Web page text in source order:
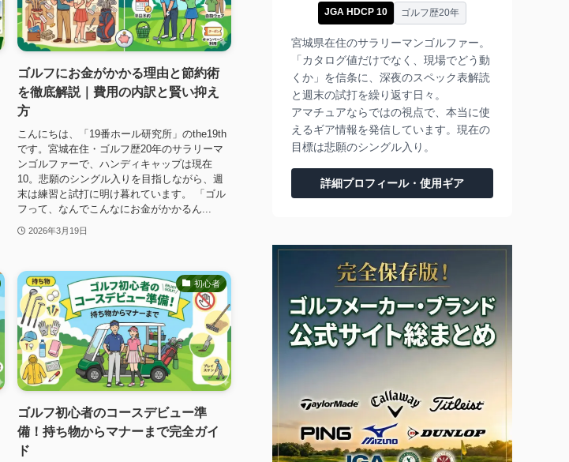
ゴルフにお金がかかる理由と節約術
を徹底解説｜費用の内訳と賢い抑え
方
こんにちは、「19番ホール研究所」のthe19th
です。宮城在住・ゴルフ歴20年のサラリーマ
ンゴルファーで、ハンディキャップは現在
10。悲願のシングル入りを目指しながら、週
末は練習と試打に明け暮れています。 「ゴル
フって、なんでこんなにお金がかかるん...
2026年3月19日
初心者
ゴルフ初心者のコースデビュー準
備！持ち物からマナーまで完全ガイ
ド
JGA HDCP 10 ゴルフ歴20年
宮城県在住のサラリーマンゴルファー。
「カタログ値だけでなく、現場でどう動
くか」を信条に、深夜のスペック表解読
と週末の試打を繰り返す日々。
アマチュアならではの視点で、本当に使
えるギア情報を発信しています。現在の
目標は悲願のシングル入り。
詳細プロフィール・使用ギア